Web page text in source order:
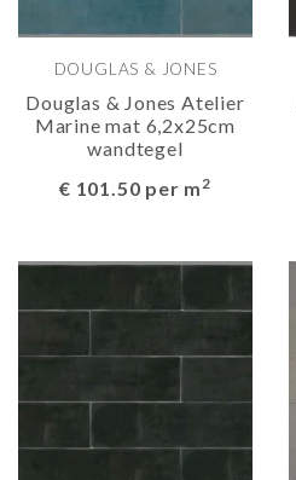
DOUGLAS & JONES
Douglas & Jones Atelier
Marine mat 6,2x25cm
wandtegel
€ 101.50 per m2